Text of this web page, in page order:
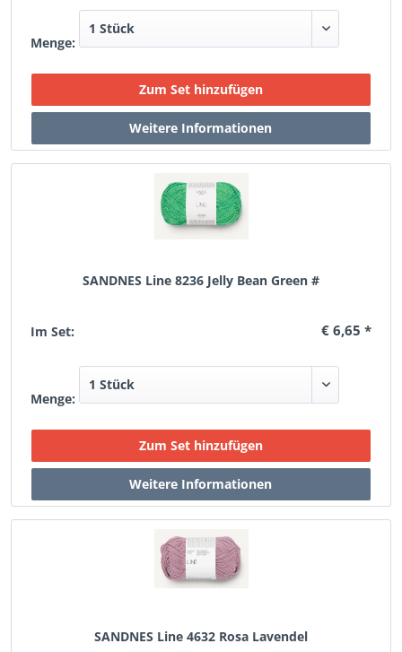
Menge:
SANDNES Line 8236 Jelly Bean Green #
Im Set: € 6,65 *
Menge:
SANDNES Line 4632 Rosa Lavendel